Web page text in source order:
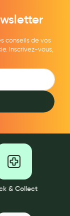
conseils de vos
Inscrivez-vous,
& Collect